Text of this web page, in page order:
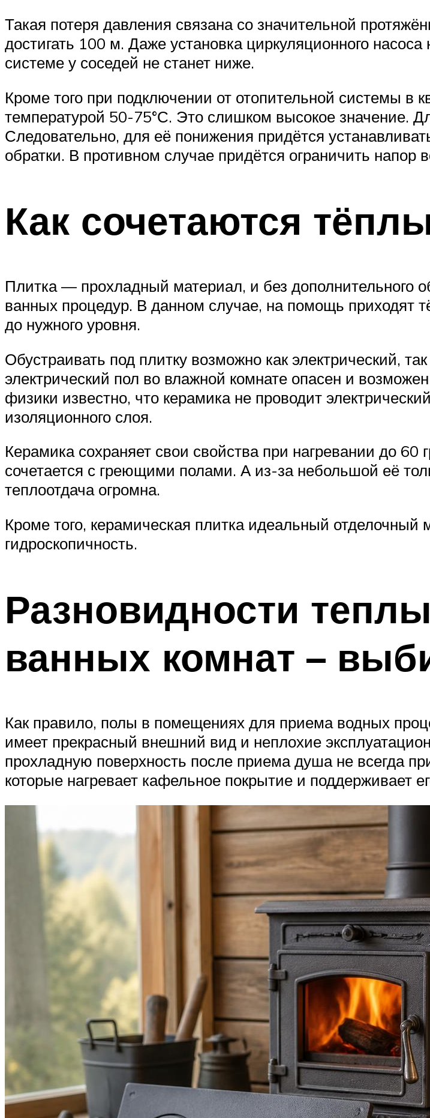
Такая потеря давления связана со значительной
достигать 100 м. Даже установка циркуляционного
системе у соседей не станет ниже.
Кроме того при подключении от отопительной системы в
температурой 50-75°С. Это слишком высокое значение.
Следовательно, для её понижения придётся
обратки. В противном случае придётся ограничить напор
Как сочетаются
Плитка — прохладный материал, и без дополнительного
ванных процедур. В данном случае, на помощь приходят
до нужного уровня.
Обустраивать под плитку возможно как электрический,
электрический пол во влажной комнате опасен и
физики известно, что керамика не проводит
изоляционного слоя.
Керамика сохраняет свои свойства при нагревании до 60
сочетается с греющими полами. А из-за небольшой её
теплоотдача огромна.
Кроме того, керамическая плитка идеальный отделочный
гидроскопичность.
Разновидности
ванных комнат –
Как правило, полы в помещениях для приема водных
имеет прекрасный внешний вид и неплохие
прохладную поверхность после приема душа не всегда
которые нагревает кафельное покрытие и поддерживает